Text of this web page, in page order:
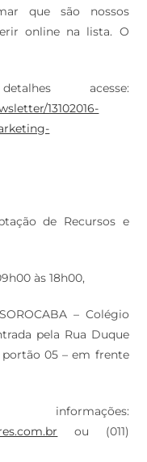
que são nossos
online na lista. O
acesse:
13102016-
de Recursos e
às 18h00,
– Colégio
pela Rua Duque
portão 05 – em frente
ou (011)